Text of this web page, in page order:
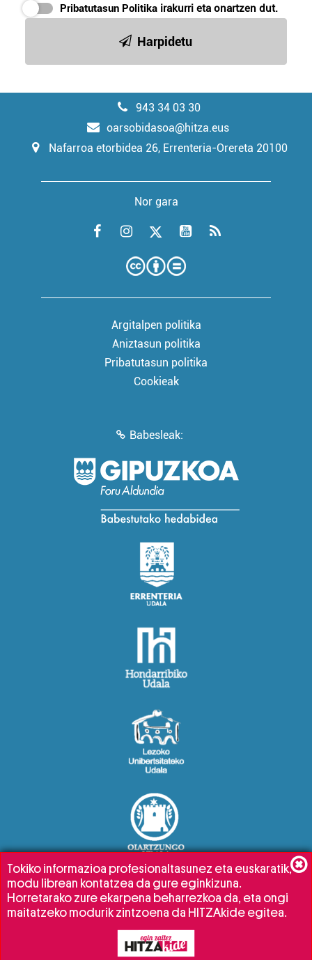
Pribatutasun Politika irakurri eta onartzen dut.
Harpidetu
943 34 03 30
oarsobidasoa@hitza.eus
Nafarroa etorbidea 26, Errenteria-Orereta 20100
Nor gara
Argitalpen politika
Aniztasun politika
Pribatutasun politika
Cookieak
Babesleak:
Tokiko informazioa profesionaltasunez eta euskaratik,
modu librean kontatzea da gure eginkizuna.
Horretarako zure ekarpena beharrezkoa da, eta ongi
maitatzeko modurik zintzoena da HITZAkide egitea.